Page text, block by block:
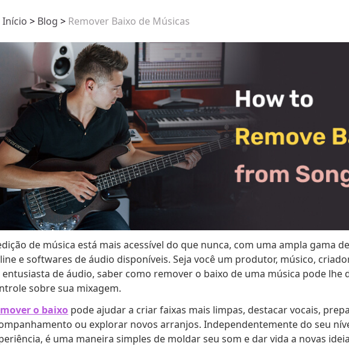
Início > Blog > Remover Baixo de Músicas
de música está mais acessível do que nunca, com uma ampla gama
e softwares de áudio disponíveis. Seja você um produtor, músico,
entusiasta de áudio, saber como remover o baixo de uma música pode lhe
sobre sua mixagem.
o baixo pode ajudar a criar faixas mais limpas, destacar vocais,
ou explorar novos arranjos. Independentemente do seu
é uma maneira simples de moldar seu som e dar vida a novas